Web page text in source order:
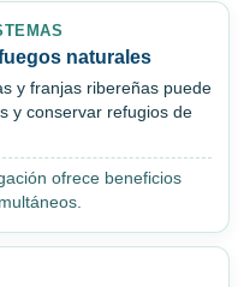
naturales
y franjas ribereñas puede
y conservar refugios de
ofrece beneficios